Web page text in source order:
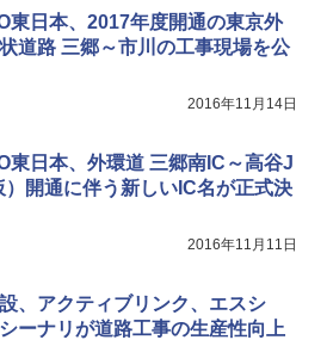
東日本、2017年度開通の東京外
道路 三郷～市川の工事現場を公
2016年11月14日
東日本、外環道 三郷南IC～高谷J
）開通に伴う新しいIC名が正式決
2016年11月11日
、アクティブリンク、エスシ
ーナリが道路工事の生産性向上